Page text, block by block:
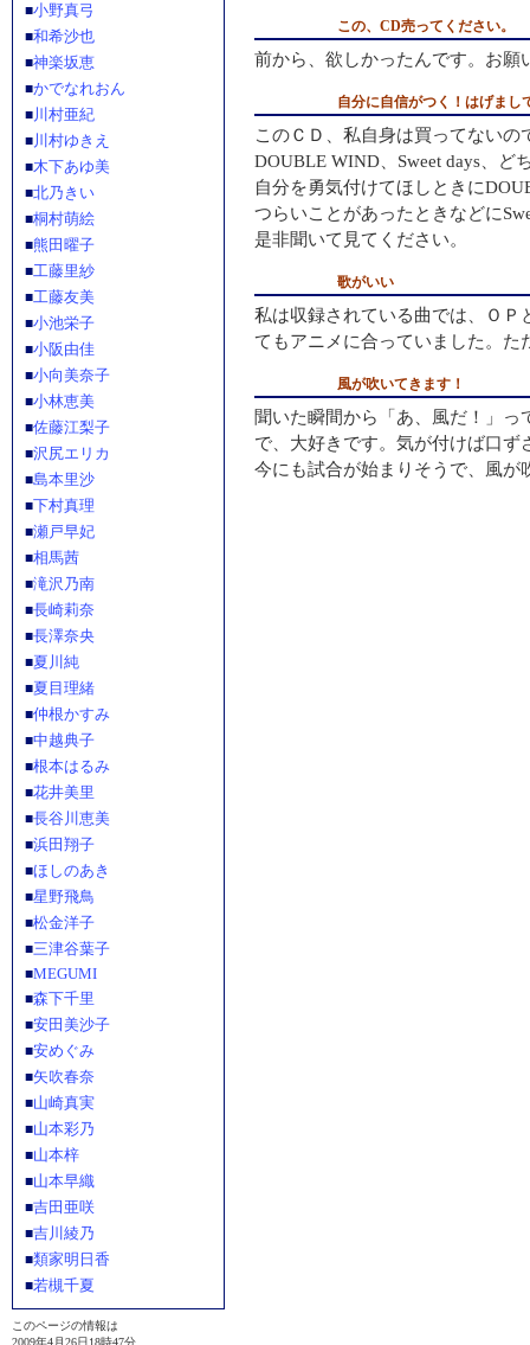
■小野真弓
■和希沙也
■神楽坂恵
■かでなれおん
■川村亜紀
■川村ゆきえ
■木下あゆ美
■北乃きい
■桐村萌絵
■熊田曜子
■工藤里紗
■工藤友美
■小池栄子
■小阪由佳
■小向美奈子
■小林恵美
■佐藤江梨子
■沢尻エリカ
■島本里沙
■下村真理
■瀬戸早妃
■相馬茜
■滝沢乃南
■長崎莉奈
■長澤奈央
■夏川純
■夏目理緒
■仲根かすみ
■中越典子
■根本はるみ
■花井美里
■長谷川恵美
■浜田翔子
■ほしのあき
■星野飛鳥
■松金洋子
■三津谷葉子
■MEGUMI
■森下千里
■安田美沙子
■安めぐみ
■矢吹春奈
■山崎真実
■山本彩乃
■山本梓
■山本早織
■吉田亜咲
■吉川綾乃
■類家明日香
■若槻千夏
このページの情報は
2009年4月26日18時47分
この、CD売ってください。
前から、欲しかったんです。お願
自分に自信がつく！はげまし
このＣＤ、私自身は買ってない
DOUBLE WIND、Sweet days、ど
自分を勇気付けてほしときに
つらいことがあったときなどに
是非聞いて見てください。
歌がいい
私は収録されている曲では、Ｏ
てもアニメに合っていました。
風が吹いてきます！
聞いた瞬間から「あ、風だ！」
で、大好きです。気が付けば口ず
今にも試合が始まりそうで、風